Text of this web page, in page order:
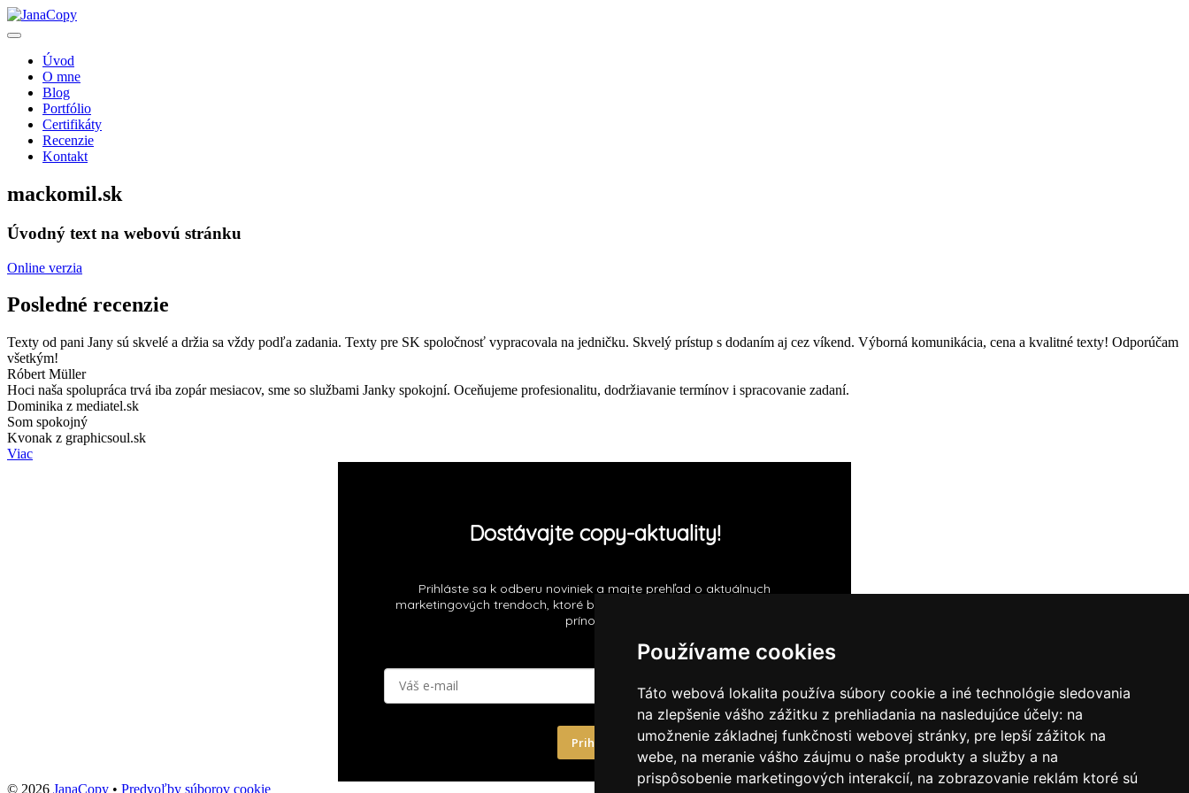
Používame cookies
Táto webová lokalita používa súbory cookie a iné technológie sledovania
na zlepšenie vášho zážitku z prehliadania na nasledujúce účely: na
umožnenie základnej funkčnosti webovej stránky, pre lepší zážitok na
webe, na meranie vášho záujmu o naše produkty a služby a na
prispôsobenie marketingových interakcií, na zobrazovanie reklám ktoré sú
Úvod
O mne
Blog
Portfólio
Certifikáty
Recenzie
Kontakt
mackomil.sk
Úvodný text na webovú stránku
Online verzia
Posledné recenzie
Texty od pani Jany sú skvelé a držia sa vždy podľa zadania. Texty pre SK spoločnosť vypracovala na jedničku. Skvelý prístup s dodaním aj cez víkend. Výborná komunikácia, cena a kvalitné texty! Odporúčam
všetkým!
Róbert Müller
Hoci naša spolupráca trvá iba zopár mesiacov, sme so službami Janky spokojní. Oceňujeme profesionalitu, dodržiavanie termínov i spracovanie zadaní.
Dominika z mediatel.sk
Som spokojný
Kvonak z graphicsoul.sk
Viac
Dostávajte copy-aktuality!
Prihláste sa k odberu noviniek a majte prehľad o aktuálnych
marketingových trendoch, ktoré budú pre vašu firmu neoceniteľným
prínosom!
Prihlásiť
© 2026 JanaCopy • Predvoľby súborov cookie